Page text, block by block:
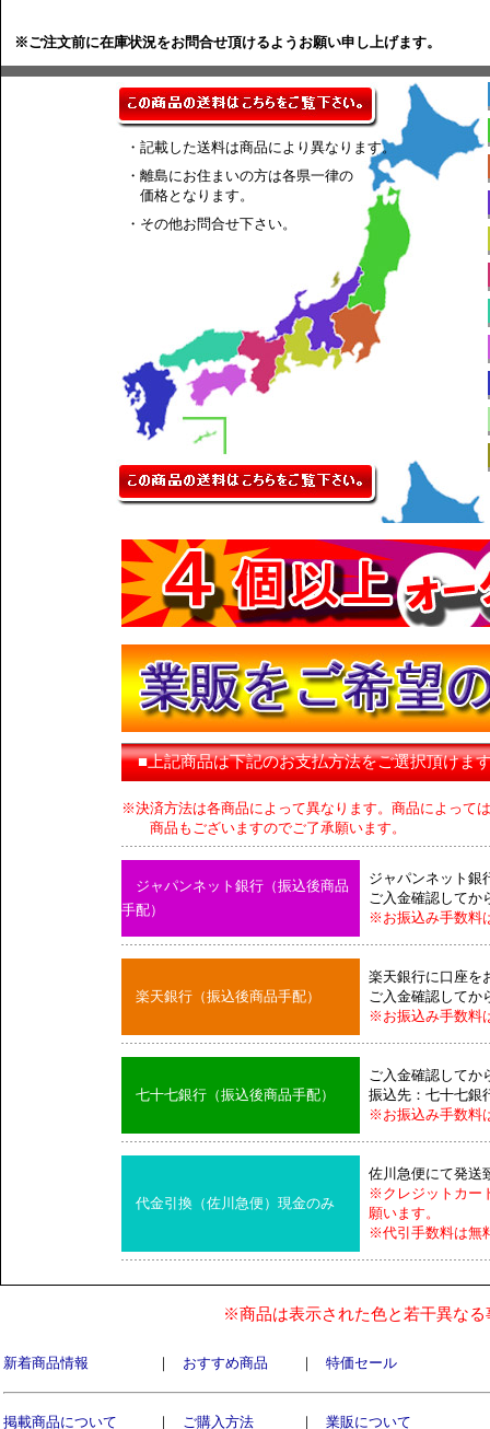
※ご注文前に在庫状況をお問合せ頂けるようお願い申し上げます。
・記載した送料は商品により異なります。
・離島にお住まいの方は各県一律の
価格となります。
・その他お問合せ下さい。
■上記商品は下記のお支払方法をご選択頂けま
※決済方法は各商品によって異なります。商品によって
商品もございますのでご了承願います。
ジャパンネット銀行（振込後商品
手配）
ジャパンネット銀
ご入金確認してか
※お振込み手数料
楽天銀行（振込後商品手配）
楽天銀行に口座を
ご入金確認してか
※お振込み手数料
七十七銀行（振込後商品手配）
ご入金確認してか
振込先：七十七銀
※お振込み手数料
代金引換（佐川急便）現金のみ
佐川急便にて発送
※クレジットカー
願います。
※代引手数料は無
※商品は表示された色と若干異な
新着商品情報 ｜ おすすめ商品 ｜ 特価セール
掲載商品について ｜ ご購入方法 ｜ 業販について